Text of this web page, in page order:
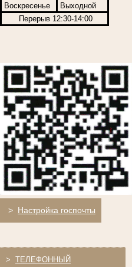
Воскресенье
Выходной
Перерыв 12:30-14:00
> Настройка госпочты
> ТЕЛЕФОННЫЙ